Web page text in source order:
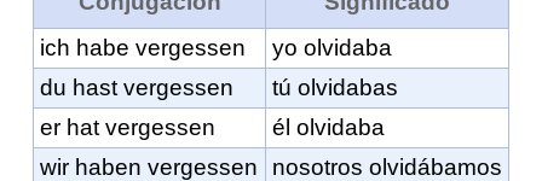
ich habe vergessen
yo olvidaba
du hast vergessen
tú olvidabas
er hat vergessen
él olvidaba
wir haben vergessen
nosotros olvidábamos